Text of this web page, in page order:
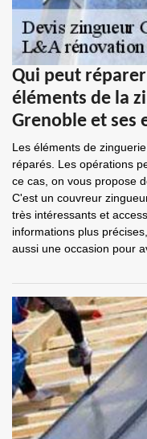
Qui peut
éléments de la
Grenoble et ses
Les éléments de
réparés. Les opérations
ce cas, on vous propose
C'est un couvreur
très intéressants et
informations plus
aussi une occasion pour